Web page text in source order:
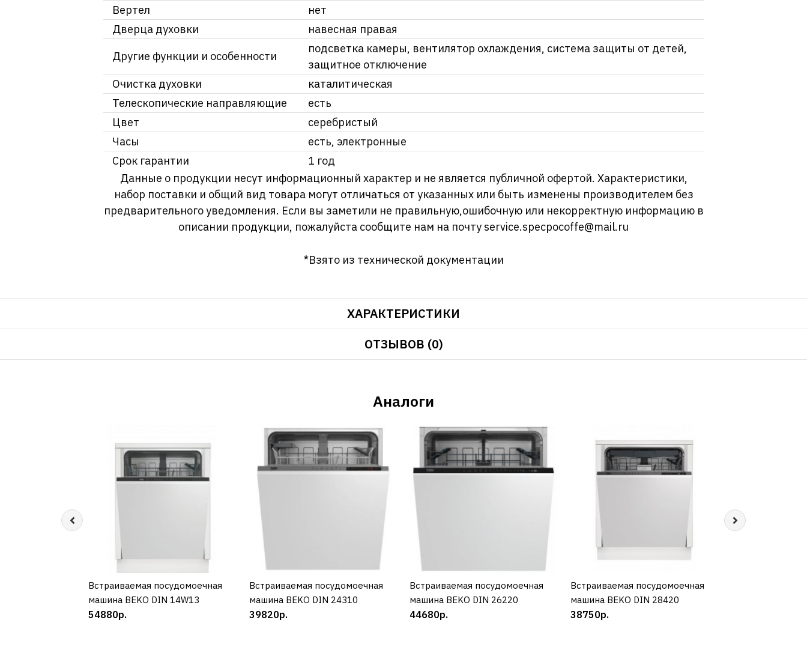
Вертел
нет
Дверца духовки
навесная правая
Другие функции и особенности
подсветка камеры, вентилятор охлаждения, система защиты от детей,
защитное отключение
Очистка духовки
каталитическая
Телескопические направляющие
есть
Цвет
серебристый
Часы
есть, электронные
Срок гарантии
1 год
Данные о продукции несут информационный характер и не является публичной офертой. Характеристики,
набор поставки и общий вид товара могут отличаться от указанных или быть изменены производителем без
предварительного уведомления. Если вы заметили не правильную,ошибочную или некорректную информацию в
описании продукции, пожалуйста сообщите нам на почтуservice.specpocoffe@mail.ru
*Взято из технической документации
ХАРАКТЕРИСТИКИ
ОТЗЫВОВ (0)
Аналоги
КУПИТЬ
Встраиваемая посудомоечная
машина BEKO DIN 14W13
54880р.
КУПИТЬ
Встраиваемая посудомоечная
машина BEKO DIN 24310
39820р.
КУПИТЬ
Встраиваемая посудомоечная
машина BEKO DIN 26220
44680р.
КУПИТЬ
Встраиваемая посудомоечная
машина BEKO DIN 28420
38750р.